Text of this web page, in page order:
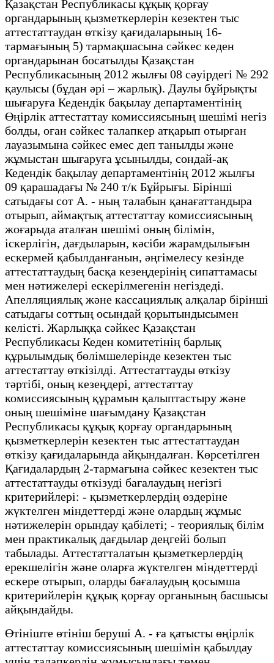
Қазақстан Республикасы құқық қорғау
органдарының қызметкерлерін кезектен тыс
аттестаттаудан өткізу қағидаларының 16-
тармағының 5) тармақшасына сәйкес кеден
органдарынан босатылды Қазақстан
Республикасының 2012 жылғы 08 сәуірдегі № 292
қаулысы (бұдан әрі – жарлық). Даулы бұйрықты
шығаруға Кедендік бақылау департаментінің
Өңірлік аттестаттау комиссиясының шешімі негіз
болды, оған сәйкес талапкер атқарып отырған
лауазымына сәйкес емес деп танылды және
жұмыстан шығаруға ұсынылды, сондай-ақ
Кедендік бақылау департаментінің 2012 жылғы
09 қарашадағы № 240 т/к Бұйрығы. Бірінші
сатыдағы сот А. - ның талабын қанағаттандыра
отырып, аймақтық аттестаттау комиссиясының
жоғарыда аталған шешімі оның білімін,
іскерлігін, дағдыларын, кәсіби жарамдылығын
ескермей қабылданғанын, әңгімелесу кезінде
аттестаттаудың басқа кезеңдерінің сипаттамасы
мен нәтижелері ескерілмегенін негіздеді.
Апелляциялық және кассациялық алқалар бірінші
сатыдағы соттың осындай қорытындысымен
келісті. Жарлыққа сәйкес Қазақстан
Республикасы Кеден комитетінің барлық
құрылымдық бөлімшелерінде кезектен тыс
аттестаттау өткізілді. Аттестаттауды өткізу
тәртібі, оның кезеңдері, аттестаттау
комиссиясының құрамын қалыптастыру және
оның шешіміне шағымдану Қазақстан
Республикасы құқық қорғау органдарының
қызметкерлерін кезектен тыс аттестаттаудан
өткізу қағидаларында айқындалған. Көрсетілген
Қағидалардың 2-тармағына сәйкес кезектен тыс
аттестаттауды өткізуді бағалаудың негізгі
критерийлері: - қызметкерлердің өздеріне
жүктелген міндеттерді және олардың жұмыс
нәтижелерін орындау қабілеті; - теориялық білім
мен практикалық дағдылар деңгейі болып
табылады. Аттестатталатын қызметкерлердің
ерекшелігін және оларға жүктелген міндеттерді
ескере отырып, оларды бағалаудың қосымша
критерийлерін құқық қорғау органының басшысы
айқындайды.
Өтініште өтініш беруші А. - ға қатысты өңірлік
аттестаттау комиссиясының шешімін қабылдау